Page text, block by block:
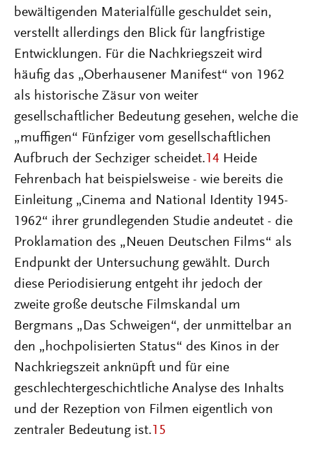
bewältigenden Materialfülle geschuldet sein,
verstellt allerdings den Blick für langfristige
Entwicklungen. Für die Nachkriegszeit wird
häufig das „Oberhausener Manifest“ von 1962
als historische Zäsur von weiter
gesellschaftlicher Bedeutung gesehen, welche die
„muffigen“ Fünfziger vom gesellschaftlichen
Aufbruch der Sechziger scheidet. 14 Heide
Fehrenbach hat beispielsweise - wie bereits die
Einleitung „Cinema and National Identity 1945-
1962“ ihrer grundlegenden Studie andeutet - die
Proklamation des „Neuen Deutschen Films“ als
Endpunkt der Untersuchung gewählt. Durch
diese Periodisierung entgeht ihr jedoch der
zweite große deutsche Filmskandal um
Bergmans „Das Schweigen“, der unmittelbar an
den „hochpolisierten Status“ des Kinos in der
Nachkriegszeit anknüpft und für eine
geschlechtergeschichtliche Analyse des Inhalts
und der Rezeption von Filmen eigentlich von
zentraler Bedeutung ist. 15